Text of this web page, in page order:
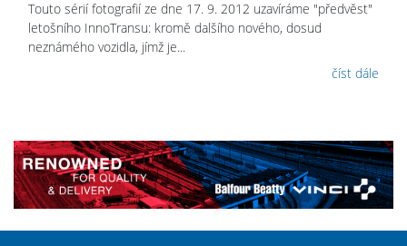
Touto sérií fotografií ze dne 17. 9. 2012 uzavíráme "předvěst"
letošního InnoTransu: kromě dalšího nového, dosud
neznámého vozidla, jímž je...
číst dále